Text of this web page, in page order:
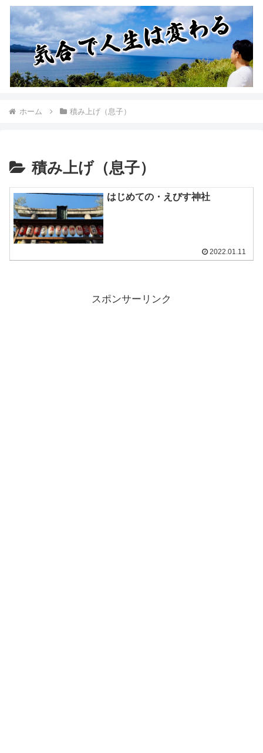
ホーム 積み上げ（息子）
積み上げ（息子）
はじめての・えびす神社
2022.01.11
スポンサーリンク